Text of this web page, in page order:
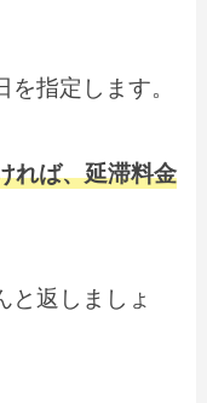
指定します。
れば、延滞料金
と返しましょ